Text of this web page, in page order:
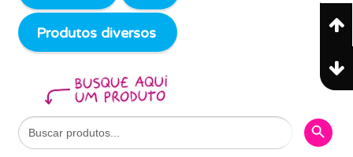
Produtos diversos
Search
for:
Search